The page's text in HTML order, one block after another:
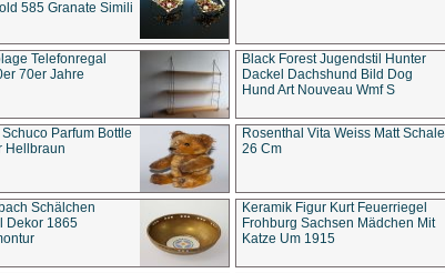
585 Granate Simili
Telefonregal
70er Jahre
Black Forest Jugendstil Hunter
Dackel Dachshund Bild Dog
Hund Art Nouveau Wmf S
Parfum Bottle
Hellbraun
Rosenthal Vita Weiss Matt Schale
26 Cm
Schälchen
Dekor 1865
Keramik Figur Kurt Feuerriegel
Frohburg Sachsen Mädchen Mit
Katze Um 1915